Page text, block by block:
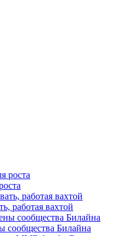
работая вахтой
сообщества Билайна